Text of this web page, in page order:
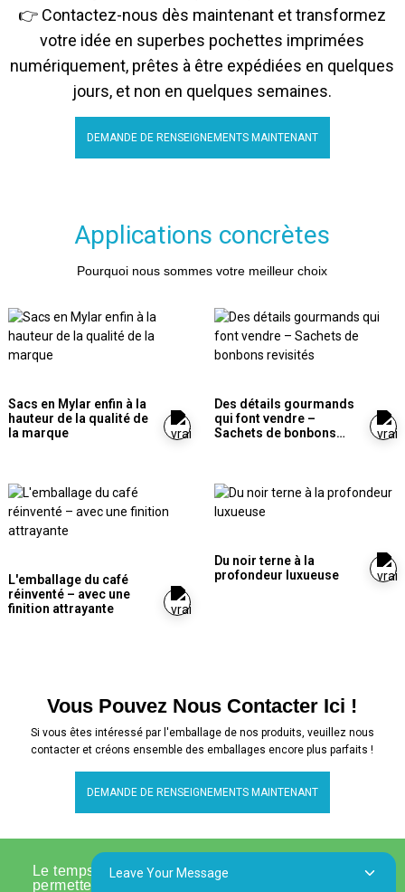
👉 Contactez-nous dès maintenant et transformez
votre idée en superbes pochettes imprimées
numériquement, prêtes à être expédiées en quelques
jours, et non en quelques semaines.
DEMANDE DE RENSEIGNEMENTS MAINTENANT
Applications concrètes
Pourquoi nous sommes votre meilleur choix
Sacs en Mylar enfin à la
hauteur de la qualité de
la marque
Des détails gourmands
qui font vendre –
Sachets de bonbons
L'emballage du café
réinventé – avec une
finition attrayante
Du noir terne à la
profondeur luxueuse
Vous Pouvez Nous Contacter Ici !
Si vous êtes intéressé par l'emballage de nos produits, veuillez nous
contacter et créons ensemble des emballages encore plus parfaits !
DEMANDE DE RENSEIGNEMENTS MAINTENANT
Le temps, c'est de l'argent. Nos emballages
permettent une mise sur le marché plus rapide de
Leave Your Message